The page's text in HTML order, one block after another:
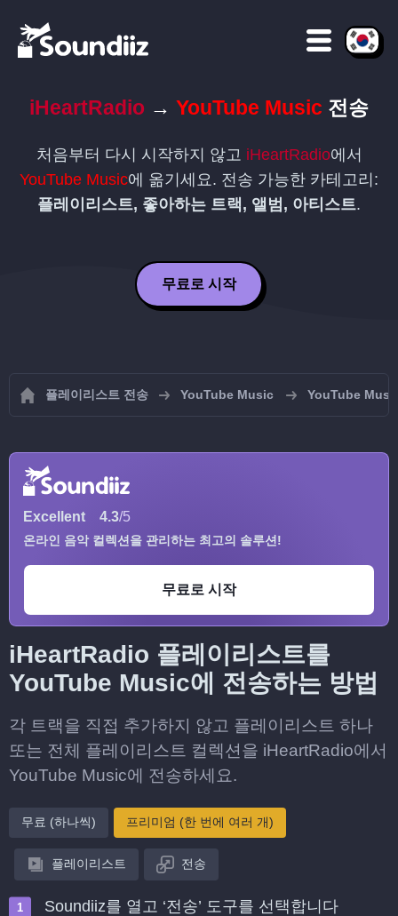
iHeartRadio → YouTube Music 전송
처음부터 다시 시작하지 않고 iHeartRadio에서
YouTube Music에 옮기세요. 전송 가능한 카테고리:
플레이리스트, 좋아하는 트랙, 앨범, 아티스트.
무료로 시작
플레이리스트 전송 YouTube Music YouTube
Excellent 4.3/5
온라인 음악 컬렉션을 관리하는 최고의 솔루션!
무료로 시작
iHeartRadio 플레이리스트를
YouTube Music에 전송하는 방법
각 트랙을 직접 추가하지 않고 플레이리스트 하나
또는 전체 플레이리스트 컬렉션을 iHeartRadio에서
YouTube Music에 전송하세요.
무료 (하나씩) 프리미엄 (한 번에 여러 개)
플레이리스트 전송
Soundiiz를 열고 ‘전송’ 도구를 선택합니다